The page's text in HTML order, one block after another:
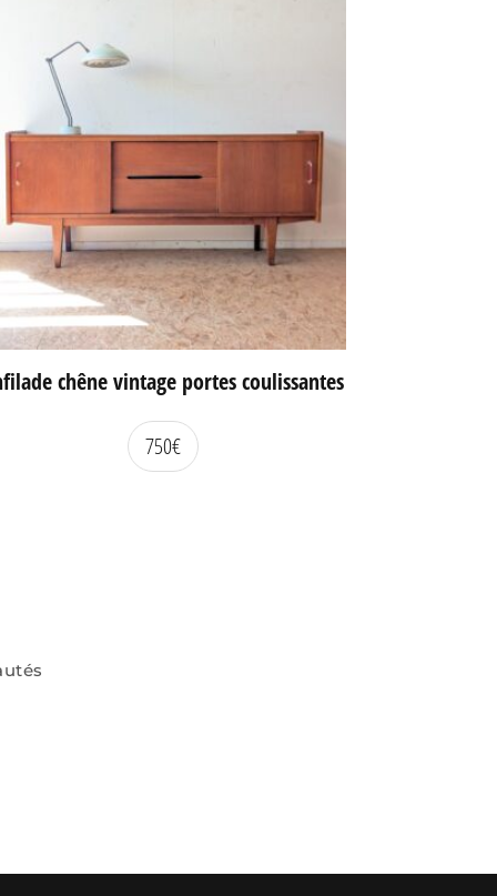
chêne vintage portes coulissantes
750€